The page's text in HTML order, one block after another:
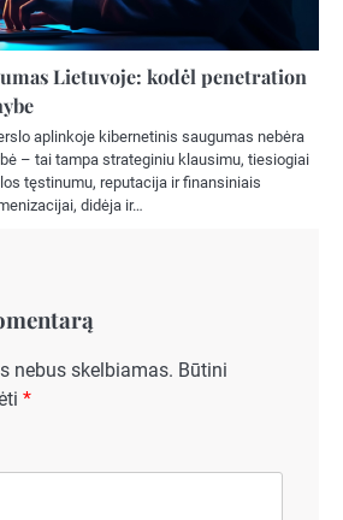
Lietuvoje: kodėl penetration
aplinkoje kibernetinis saugumas nebėra
– tai tampa strateginiu klausimu, tiesiogiai
tęstinumu, reputacija ir finansiniais
didėja ir…
nebus skelbiamas. Būtini
*